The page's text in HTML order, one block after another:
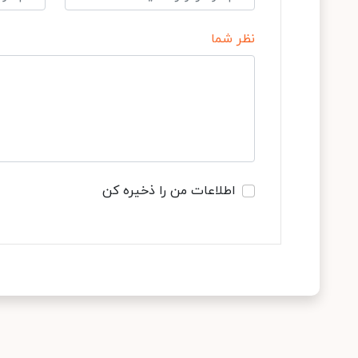
نظر شما
اطلاعات من را ذخیره کن